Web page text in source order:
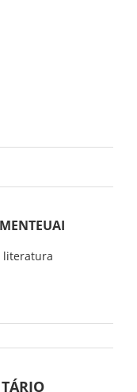
literatura